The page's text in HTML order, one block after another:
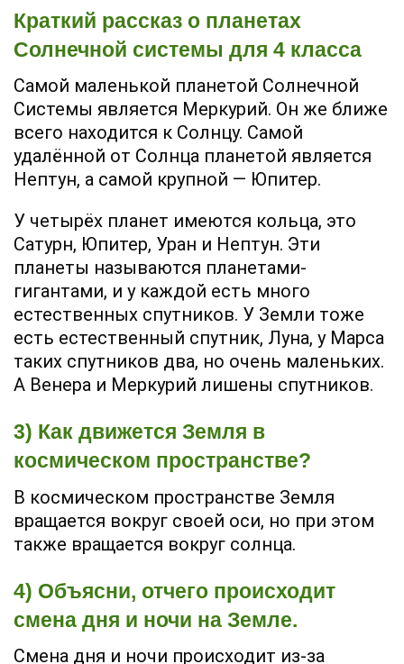
Краткий рассказ о планетах
Солнечной системы для 4 класса
Самой маленькой планетой Солнечной
Системы является Меркурий. Он же ближе
всего находится к Солнцу. Самой
удалённой от Солнца планетой является
Нептун, а самой крупной — Юпитер.
У четырёх планет имеются кольца, это
Сатурн, Юпитер, Уран и Нептун. Эти
планеты называются планетами-
гигантами, и у каждой есть много
естественных спутников. У Земли тоже
есть естественный спутник, Луна, у Марса
таких спутников два, но очень маленьких.
А Венера и Меркурий лишены спутников.
3) Как движется Земля в
космическом пространстве?
В космическом пространстве Земля
вращается вокруг своей оси, но при этом
также вращается вокруг солнца.
4) Объясни, отчего происходит
смена дня и ночи на Земле.
Смена дня и ночи происходит из-за